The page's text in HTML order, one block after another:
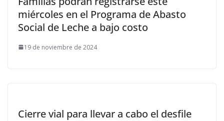
miércoles en el Programa de Abasto
Social de Leche a bajo costo
19 de noviembre de 2024
Cierre vial para llevar a cabo el desfile